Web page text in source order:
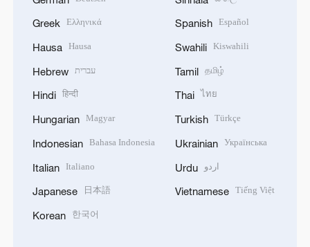
Greek Ελληνικά
Hausa Hausa
Hebrew עברית
Hindi हिन्दी
Hungarian Magyar
Indonesian Bahasa Indonesia
Italian Italiano
Japanese 日本語
Korean 한국어
Spanish Español
Swahili Kiswahili
Tamil தமிழ்
Thai ไทย
Turkish Türkçe
Ukrainian Українська
Urdu اردو
Vietnamese Tiếng Việt